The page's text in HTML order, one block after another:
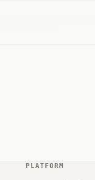
PLATFORM